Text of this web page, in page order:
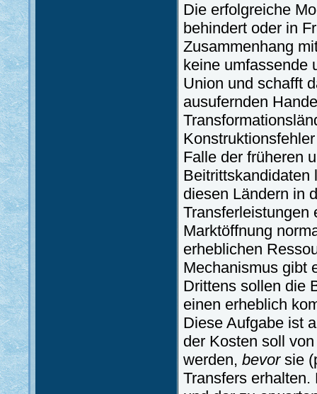
Die erfolgreiche
behindert oder in
Zusammenhang
keine umfassende
Union und schafft
ausufernden
Falle der früheren
Beitrittskandidaten
diesen Ländern in
Transferleistungen
Marktöffnung
erheblichen
Mechanismus gibt
Drittens sollen die
einen erheblich
Diese Aufgabe ist
der Kosten soll
werden, bevor sie
Transfers